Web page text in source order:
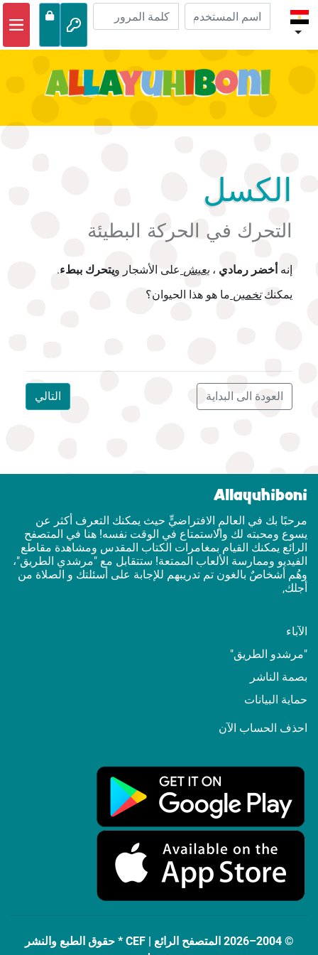
مغامرات الكتاب المقدس
الكسل
التحرك في الحركة البطيئة
إنه أخضر رمادي ، يعيش على الأشجار ويتحرك ببطء.
يمكنكتخمين ما هو هذا الحيوان؟
التالي العودة الى البداية
Allayuhiboni
مرحبًا بك في العالمٍ الافتراضيٍّ حيث يمكنك التعرف أكثر عن
يسوع ومحبته لك والاستمتاع في الوقت نفسه! هنا في المتصفح
الرائع يمكنك القيام بمغامرات الكتاب المقدس ومشاهدة مقاطع
الفيديو وممارسة الألعاب الممتعة! ستتقابل مع "مرشدي الطريق"،
وهُم أشخاصٌ بالغون تم تدريبهم للإجابة على أسئلتك و الصلاة من
أجلك,
الآباء
"مرشدو الطريق"
بصمة الناشر
حماية البيانات
احذف الحساب الآن
© 2004–2026 المتصفح الرائع | CEF * حقوق الطبع والنشر